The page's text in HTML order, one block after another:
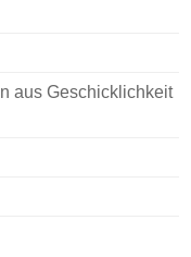
aus Geschicklichkeit